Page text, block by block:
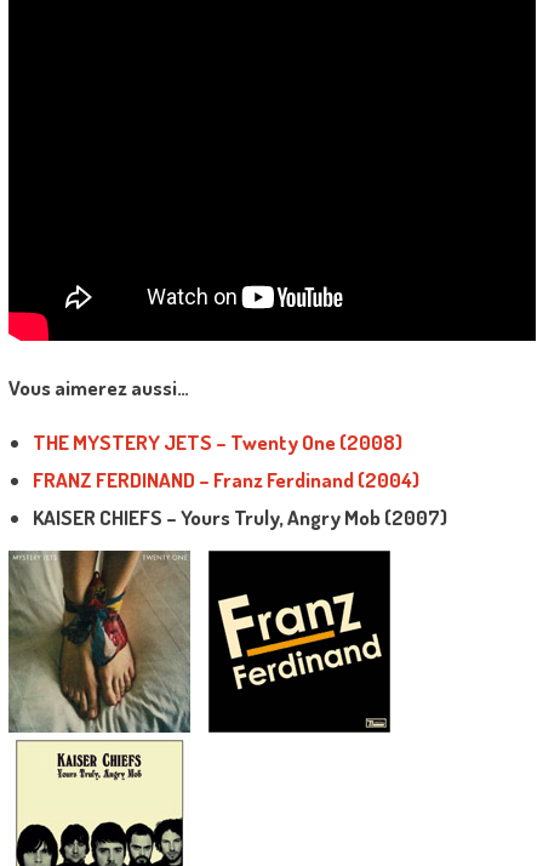
Vous aimerez aussi…
THE MYSTERY JETS – Twenty One (2008)
FRANZ FERDINAND – Franz Ferdinand (2004)
KAISER CHIEFS – Yours Truly, Angry Mob (2007)